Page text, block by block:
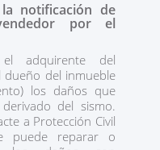
notificación de
por el
adquirente del
dueño del inmueble
los daños que
del sismo.
a Protección Civil
puede reparar o